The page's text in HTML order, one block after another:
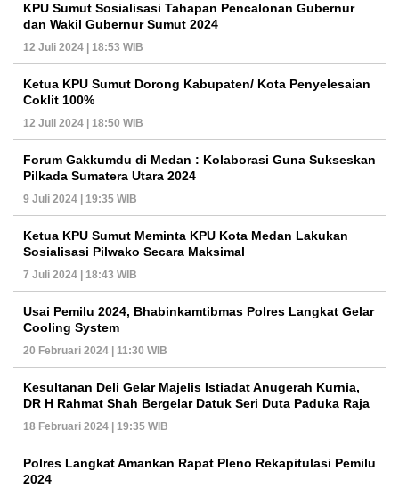
KPU Sumut Sosialisasi Tahapan Pencalonan Gubernur
dan Wakil Gubernur Sumut 2024
12 Juli 2024 | 18:53 WIB
Ketua KPU Sumut Dorong Kabupaten/ Kota Penyelesaian
Coklit 100%
12 Juli 2024 | 18:50 WIB
Forum Gakkumdu di Medan : Kolaborasi Guna Sukseskan
Pilkada Sumatera Utara 2024
9 Juli 2024 | 19:35 WIB
Ketua KPU Sumut Meminta KPU Kota Medan Lakukan
Sosialisasi Pilwako Secara Maksimal
7 Juli 2024 | 18:43 WIB
Usai Pemilu 2024, Bhabinkamtibmas Polres Langkat Gelar
Cooling System
20 Februari 2024 | 11:30 WIB
Kesultanan Deli Gelar Majelis Istiadat Anugerah Kurnia,
DR H Rahmat Shah Bergelar Datuk Seri Duta Paduka Raja
18 Februari 2024 | 19:35 WIB
Polres Langkat Amankan Rapat Pleno Rekapitulasi Pemilu
2024